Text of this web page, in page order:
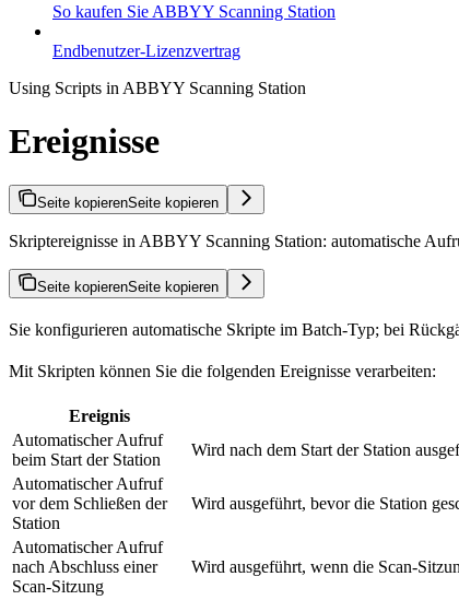
So kaufen Sie ABBYY Scanning Station
Endbenutzer-Lizenzvertrag
Using Scripts in ABBYY Scanning Station
Ereignisse
Seite kopierenSeite kopieren
Skriptereignisse in ABBYY Scanning Station: automatische
Seite kopierenSeite kopieren
Sie konfigurieren automatische Skripte im Batch-Typ; bei
Mit Skripten können Sie die folgenden Ereignisse verarbeiten:
Ereignis
Automatischer Aufruf
beim Start der Station
Wird nach dem Start der Station
Automatischer Aufruf
vor dem Schließen der
Station
Wird ausgeführt, bevor die Station
Automatischer Aufruf
nach Abschluss einer
Scan-Sitzung
Wird ausgeführt, wenn die Scan-